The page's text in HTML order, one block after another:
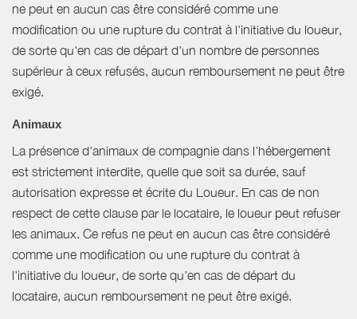
ne peut en aucun cas être considéré comme une
modification ou une rupture du contrat à l'initiative du loueur,
de sorte qu'en cas de départ d'un nombre de personnes
supérieur à ceux refusés, aucun remboursement ne peut être
exigé.
Animaux
La présence d'animaux de compagnie dans l’hébergement
est strictement interdite, quelle que soit sa durée, sauf
autorisation expresse et écrite du Loueur. En cas de non
respect de cette clause par le locataire, le loueur peut refuser
les animaux. Ce refus ne peut en aucun cas être considéré
comme une modification ou une rupture du contrat à
l'initiative du loueur, de sorte qu'en cas de départ du
locataire, aucun remboursement ne peut être exigé.